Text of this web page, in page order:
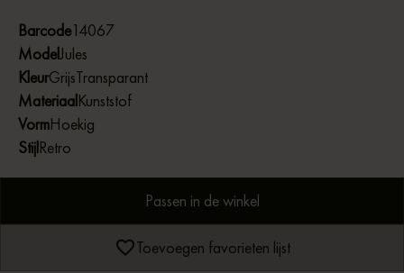
Barcode14067
ModelJules
KleurGrijsTransparant
MateriaalKunststof
VormHoekig
StijlRetro
Passen in de winkel
Toevoegen favorieten lijst